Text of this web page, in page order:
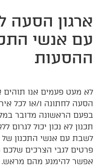
ארגון הסעה
עם אנשי
ההסעות
לא מעט פעמים אנו תוהים
הסעה לחתונה ו/או לכל
בפעם הראשונה מדובר
תכנון לא נכון יכול לגרום
לשבת עם אנשי התכנון
פרטים לגבי הצרכים
אפשר להימנע מהם מראש.